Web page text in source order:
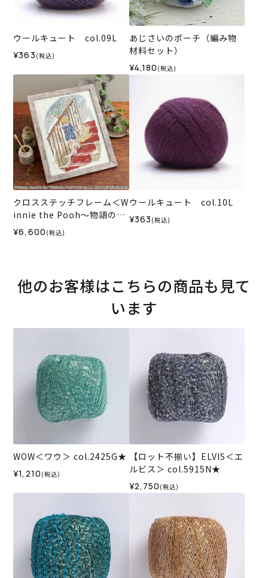
ウールキュート col.09L
¥363 (税込)
あじさいのポーチ（編み物
材料セット）
¥4,180 (税込)
クロスステッチフレーム＜W
innie the Pooh～物語のは
じまり～＞
¥6,600 (税込)
ウールキュート col.10L
¥363 (税込)
他のお客様はこちらの商品も見て
います
WOW＜ワウ＞ col.2425G★
¥1,210 (税込)
【ロット不揃い】ELVIS＜エ
ルビス＞ col.5915N★
¥2,750 (税込)